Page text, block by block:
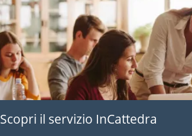
Scopri il servizio InCattedra